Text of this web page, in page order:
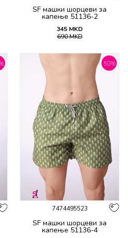
SF машки шорцеви за
капење 51136-2
345 MKD
690MKD
50%
7474495523
SF машки шорцеви за
капење 51136-4